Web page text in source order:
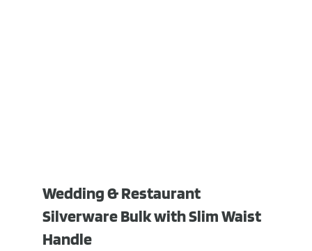
Wedding & Restaurant
Silverware Bulk with Slim Waist
Handle